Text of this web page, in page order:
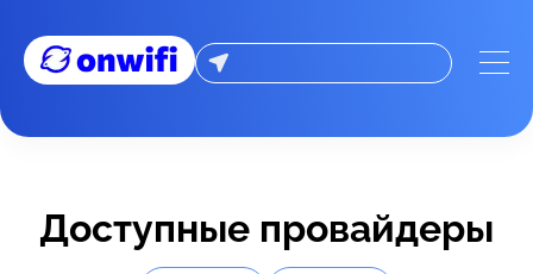
Доступные провайдеры